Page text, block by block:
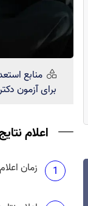
منابع
برای آزمون دکتری ۱۴۰۲ چه
اعلام
1 زمان اعلام